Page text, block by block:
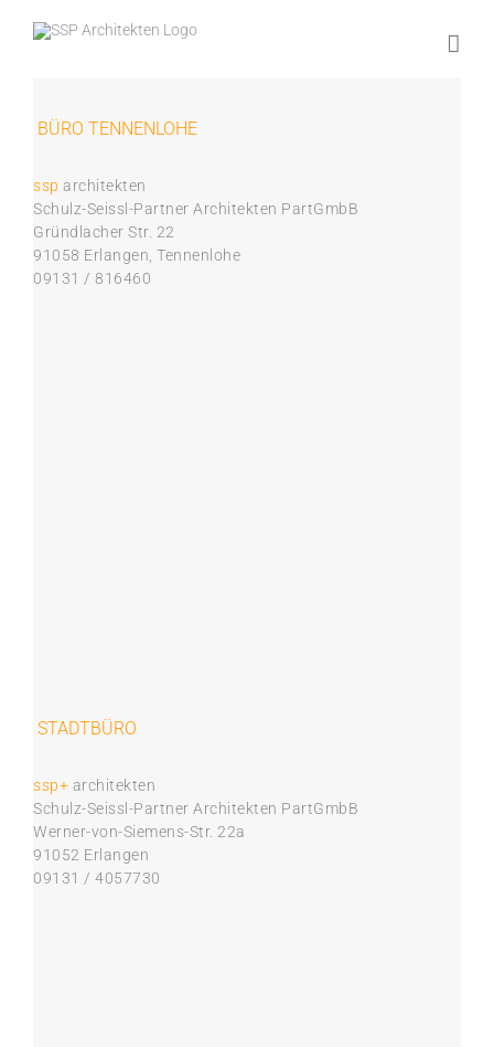
Inhalt
BÜRO TENNENLOHE
ssp architekten
Schulz-Seissl-Partner Architekten PartGmbB
Gründlacher Str. 22
91058 Erlangen, Tennenlohe
09131 / 816460
STADTBÜRO
ssp+ architekten
Schulz-Seissl-Partner Architekten PartGmbB
Werner-von-Siemens-Str. 22a
91052 Erlangen
09131 / 4057730